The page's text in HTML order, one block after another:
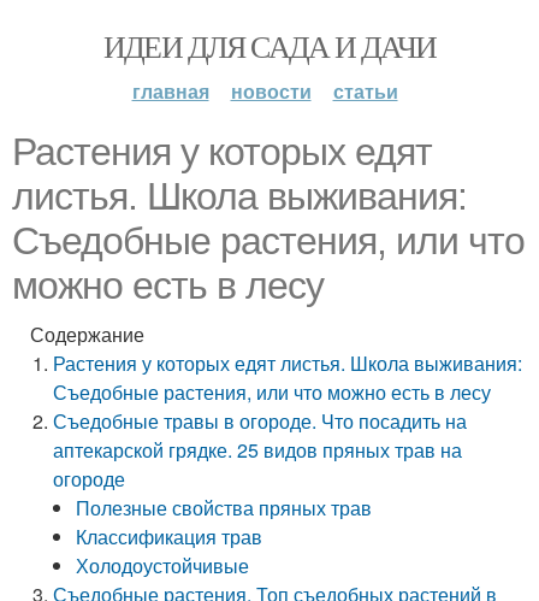
ИДЕИ ДЛЯ САДА И ДАЧИ
главная новости статьи
Растения у которых едят
листья. Школа выживания:
Съедобные растения, или что
можно есть в лесу
Содержание
Растения у которых едят листья. Школа выживания:
Съедобные растения, или что можно есть в лесу
Съедобные травы в огороде. Что посадить на
аптекарской грядке. 25 видов пряных трав на
огороде
Полезные свойства пряных трав
Классификация трав
Холодоустойчивые
Съедобные растения. Топ съедобных растений в